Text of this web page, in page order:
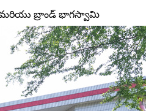
బ్రాండ్ భాగస్వామి